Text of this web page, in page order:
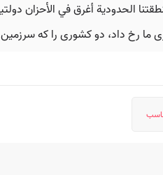
الحدودية أغرق في الأحزان
ما رخ داد، دو کشوری را که